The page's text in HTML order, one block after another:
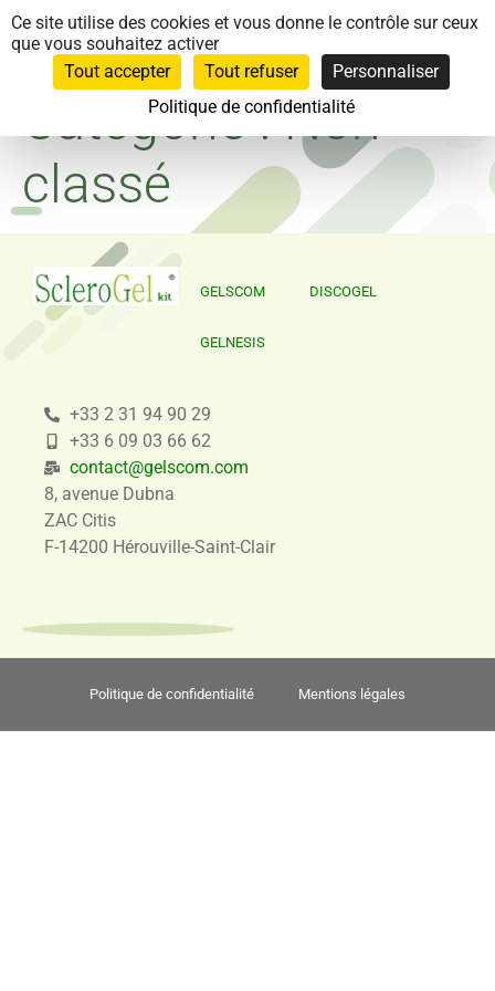
Catégorie :Non
classé
GELSCOM DISCOGEL
GELNESIS
+33 2 31 94 90 29
+33 6 09 03 66 62
contact@gelscom.com
8, avenue Dubna
ZAC Citis
F-14200 Hérouville-Saint-Clair
Politique de confidentialité Mentions légales
Panneau de gestion des cookies
Ce site utilise des cookies et vous donne le contrôle sur ceux
que vous souhaitez activer
Tout accepter
Tout refuser
Personnaliser
Politique de confidentialité